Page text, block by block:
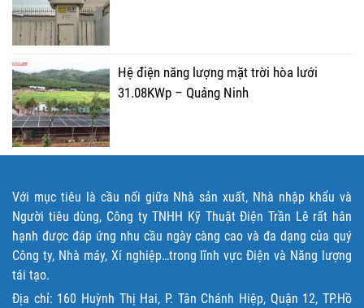
Hệ điện năng lượng mặt trời hòa lưới
31.08KWp – Quảng Ninh
Với mục tiêu là cầu nối giữa Nhà sản xuất, Nhà nhập khẩu và
Người tiêu dùng, Công ty TNHH Kỹ Thuật Điện Trần Lê rất hân
hạnh được đáp ứng nhu cầu ngày càng cao và đa dạng của quý
Công ty, Nhà máy, Xí nghiệp…trong lĩnh vực Điện và Năng lượng
tái tạo.
Địa chỉ: 160 Huỳnh Thị Hai, P. Tân Chánh Hiệp, Quận 12, TP.Hồ